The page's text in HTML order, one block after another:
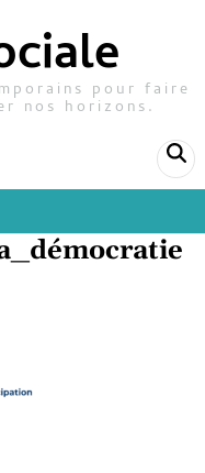
pour faire
nos horizons.